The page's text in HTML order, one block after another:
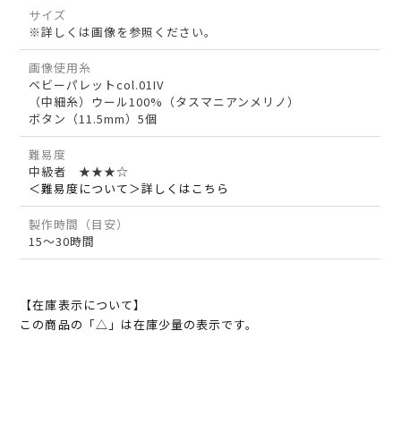
サイズ
※詳しくは画像を参照ください。
画像使用糸
ベビーパレットcol.01IV
（中細糸）ウール100%（タスマニアンメリノ）
ボタン（11.5mm）5個
難易度
中級者 ★★★☆
＜難易度について＞詳しくはこちら
製作時間（目安）
15～30時間
【在庫表示について】
この商品の「△」は在庫少量の表示です。